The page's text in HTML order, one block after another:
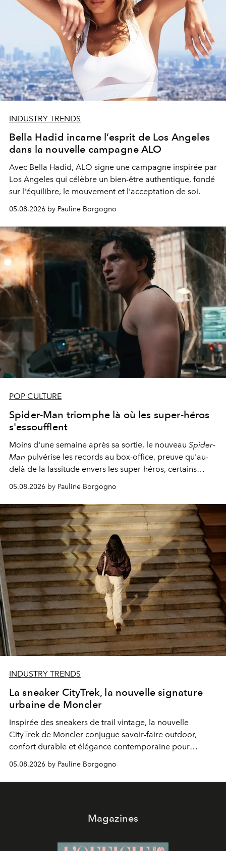
INDUSTRY TRENDS
Bella Hadid incarne l’esprit de Los Angeles
dans la nouvelle campagne ALO
Avec Bella Hadid, ALO signe une campagne inspirée par
Los Angeles qui célèbre un bien-être authentique, fondé
sur l'équilibre, le mouvement et l'acceptation de soi.
05.08.2026 by Pauline Borgogno
POP CULTURE
Spider-Man triomphe là où les super-héros
s'essoufflent
Moins d'une semaine après sa sortie, le nouveau Spider-
Man pulvérise les records au box-office, preuve qu'au-
delà de la lassitude envers les super-héros, certains
personnages continuent de susciter une ferveur intacte.
05.08.2026 by Pauline Borgogno
INDUSTRY TRENDS
La sneaker CityTrek, la nouvelle signature
urbaine de Moncler
Inspirée des sneakers de trail vintage, la nouvelle
CityTrek de Moncler conjugue savoir-faire outdoor,
confort durable et élégance contemporaine pour
accompagner les explorations du quotidien.
05.08.2026 by Pauline Borgogno
Magazines